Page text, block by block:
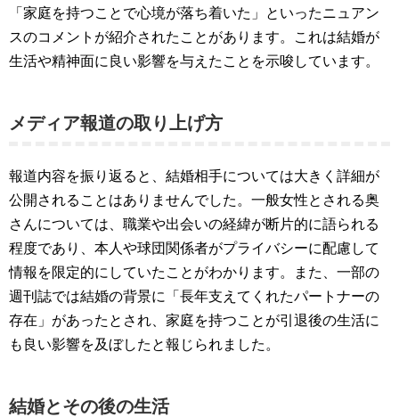
「家庭を持つことで心境が落ち着いた」といったニュアン
スのコメントが紹介されたことがあります。これは結婚が
生活や精神面に良い影響を与えたことを示唆しています。
メディア報道の取り上げ方
報道内容を振り返ると、結婚相手については大きく詳細が
公開されることはありませんでした。一般女性とされる奥
さんについては、職業や出会いの経緯が断片的に語られる
程度であり、本人や球団関係者がプライバシーに配慮して
情報を限定的にしていたことがわかります。また、一部の
週刊誌では結婚の背景に「長年支えてくれたパートナーの
存在」があったとされ、家庭を持つことが引退後の生活に
も良い影響を及ぼしたと報じられました。
結婚とその後の生活